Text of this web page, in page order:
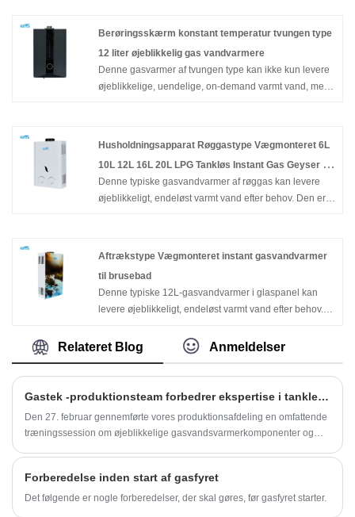
Berøringsskærm konstant temperatur tvungen type
12 liter øjeblikkelig gas vandvarmere
Denne gasvarmer af tvungen type kan ikke kun levere
øjeblikkelige, uendelige, on-demand varmt vand, men
frysende beskyttelse, kan denne gasvarmer af tvungen
type ikke kun levere øjeblikkelig, uendelig, on-demand
varmt vand, men konstant temperatur varmt vand. Det
er vægmonteret, af kompakt størrelse og let til
overophedningsbeskyttelse osv. Sørg for, at familiens
sikkerhedsproduktbillede, overophedningsbeskyttelse
osv. Kan sikre familiens sikkerhed. Produktbillede.
Kinas leverandør engros varmtælling af
øjeblikkelig gas vandvarmere
Husholdningsapparat Røggastype Vægmonteret 6L
10L 12L 16L 20L LPG Tankløs Instant Gas Geyser til
brusebad
Denne typiske gasvandvarmer af røggas kan levere
øjeblikkeligt, endeløst varmt vand efter behov. Den er
osv. kan sikre familiens sikkerhed.
Husholdningsapparat Røggastype Vægmonteret 6L
10L 12L 16L 20L LPG Tankløs Instant Gas Geyser til
brusebad
Aftrækstype Vægmonteret instant gasvandvarmer
til brusebad
Denne typiske 12L-gasvandvarmer i glaspanel kan
levere øjeblikkeligt, endeløst varmt vand efter behov.
installere i et åbent område. Flameout beskyttelse,
overophedningsbeskyttelse osv. kan sikre familiens
sikkerhed. Aftrækstype Vægmonteret instant
Relateret Blog Anmeldelser
Gastek -produktionsteam forbedrer ekspertise i tankless gasvandsvarmerinstallation og kvalitetskontrol
Den 27. februar gennemførte vores produktionsafdeling en omfattende
træningssession om øjeblikkelige gasvandsvarmerkomponenter og
specifikationer og kritiske installationsprotokoller for at minimere
kvalitetsrisici og sikre brugernes sikkerhed.
Forberedelse inden start af gasfyret
Det følgende er nogle forberedelser, der skal gøres, før gasfyret starter.